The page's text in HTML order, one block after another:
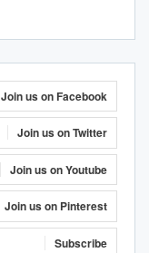
Join us on Facebook
Join us on Twitter
Join us on Youtube
Join us on Pinterest
Subscribe